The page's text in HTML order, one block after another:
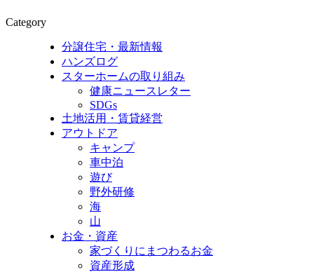
Category
分譲住宅・最新情報
ハンズログ
スターホームの取り組み
健康ニュースレター
SDGs
土地活用・賃貸経営
アウトドア
キャンプ
車中泊
遊び
野外研修
海
山
お金・資産
家づくりにまつわるお金
資産形成